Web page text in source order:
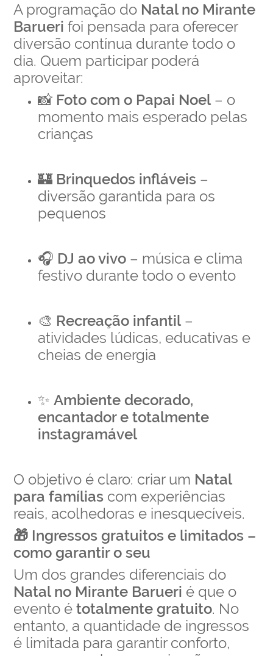
A programação do Natal no Mirante
Barueri foi pensada para oferecer
diversão contínua durante todo o
dia. Quem participar poderá
aproveitar:
📸 Foto com o Papai Noel – o
momento mais esperado pelas
crianças
🏰 Brinquedos infláveis –
diversão garantida para os
pequenos
🎧 DJ ao vivo – música e clima
festivo durante todo o evento
🎨 Recreação infantil –
atividades lúdicas, educativas e
cheias de energia
✨Ambiente decorado,
encantador e totalmente
instagramável
O objetivo é claro: criar um Natal
para famílias com experiências
reais, acolhedoras e inesquecíveis.
🎁 Ingressos gratuitos e limitados –
como garantir o seu
Um dos grandes diferenciais do
Natal no Mirante Barueri é que o
evento étotalmente gratuito. No
entanto, a quantidade de ingressos
é limitada para garantir conforto,